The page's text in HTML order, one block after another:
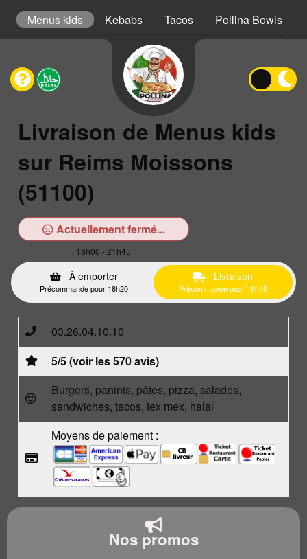
Menus kids Kebabs Tacos Pollina Bowls
Livraison de Menus kids
sur Reims Moissons
(51100)
Actuellement fermé...
18h00 - 21h45
À emporter
Précommande pour 18h20
Livraison
Précommande pour 18h45
03.26.04.10.10
5/5 (voir les 570 avis)
Burgers, paninis, pâtes, pizza, salades,
sandwiches, tacos, tex mex, halal
Moyens de paiement :
Nos promos